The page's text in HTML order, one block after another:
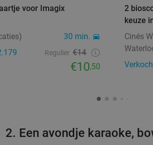
voor Imagix
30 min.
Regulier €14
€10,50
2
keuze
Cinés
2. Een avondje karaoke,